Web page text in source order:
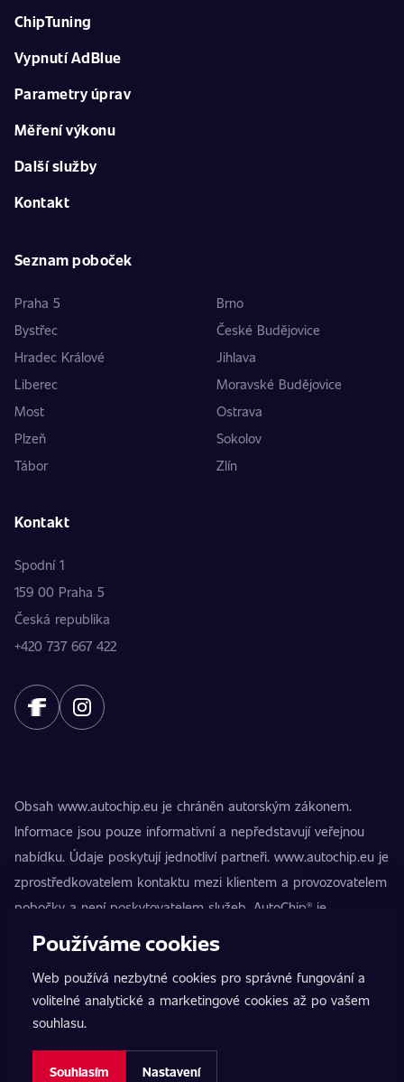
ChipTuning
Vypnutí AdBlue
Parametry úprav
Měření výkonu
Další služby
Kontakt
Seznam poboček
Praha 5
Brno
Bystřec
České Budějovice
Hradec Králové
Jihlava
Liberec
Moravské Budějovice
Most
Ostrava
Plzeň
Sokolov
Tábor
Zlín
Kontakt
Spodní 1
159 00 Praha 5
Česká republika
+420 737 667 422
Obsah www.autochip.eu je chráněn autorským zákonem.
Informace jsou pouze informativní a nepředstavují veřejnou
nabídku. Údaje poskytují jednotliví partneři. www.autochip.eu je
zprostředkovatelem kontaktu mezi klientem a provozovatelem
pobočky a není poskytovatelem služeb. AutoChip® je
registrovaná ochranná známka Petra Kučery. Úpravy, které
nezpůsobilosti vozidla k provozu na pozemních komunikacích.
Přesné informace poskytuje vždy konkrétní provozovatel
pobočky.
Nastavení cookies
Používáme cookies
Web používá nezbytné cookies pro správné fungování a
volitelné analytické a marketingové cookies až po vašem
souhlasu.
Souhlasím Nastavení